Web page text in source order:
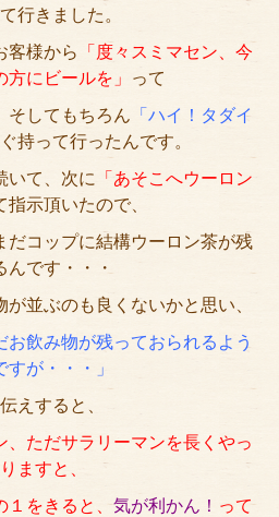
行きました。
客様から
「度々スミマセン、今
方にビールを」
って
そしてもちろん 「ハイ！タダイ
持って行ったんです。
いて、次に
「あそこへウーロン
指示頂いたので、
だコップに結構ウーロン茶が残
んです・・・
並ぶのも良くないかと思い、
お飲み物が残っておられるよう
すが・・・」
えすると、
、ただサラリーマンを長くやっ
ますと、
１をきると、気が利かん！ って